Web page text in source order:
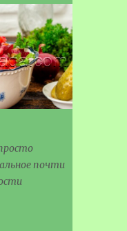
почти